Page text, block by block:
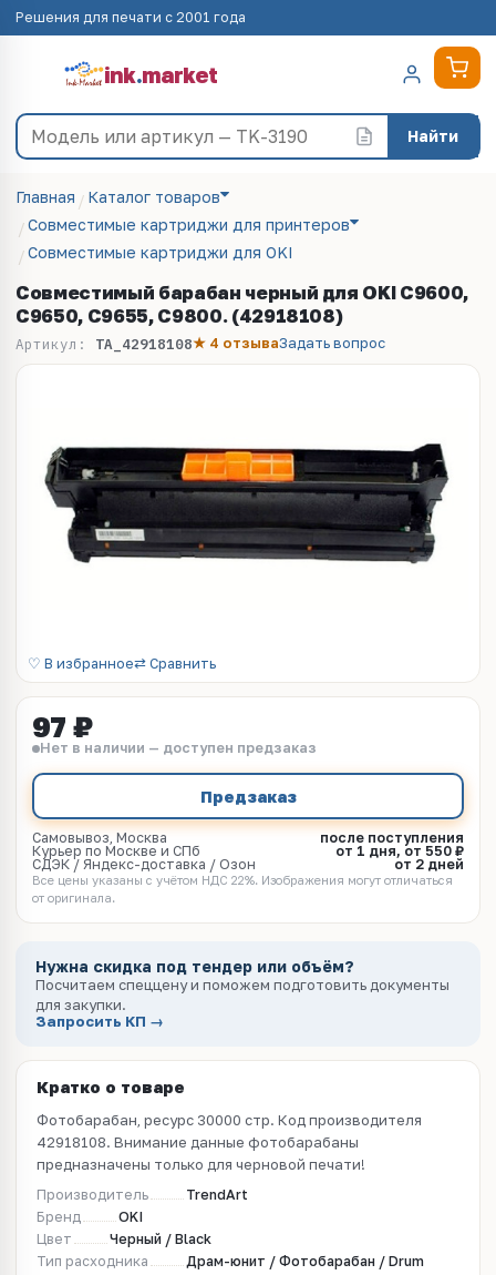
Решения для печати с 2001 года
ink.market
Найти
Главная
Каталог товаров
Совместимые картриджи для принтеров
Совместимые картриджи для OKI
Совместимый барабан черный для OKI C9600,
C9650, C9655, C9800. (42918108)
Артикул: TA_42918108★ 4 отзываЗадать вопрос
♡ В избранное⇄ Сравнить
97 ₽
Нет в наличии — доступен предзаказ
Предзаказ
Самовывоз, Москва
после поступления
Курьер по Москве и СПб
от 1 дня, от 550 ₽
СДЭК / Яндекс-доставка / Озон
от 2 дней
Все цены указаны с учётом НДС 22%. Изображения могут отличаться
от оригинала.
Нужна скидка под тендер или объём?
Посчитаем спеццену и поможем подготовить документы
для закупки.
Запросить КП →
Кратко о товаре
Фотобарабан, ресурс 30000 стр. Код производителя
42918108. Внимание данные фотобарабаны
предназначены только для черновой печати!
Производитель
TrendArt
Бренд
OKI
Цвет
Черный / Black
Тип расходника
Драм-юнит / Фотобарабан / Drum